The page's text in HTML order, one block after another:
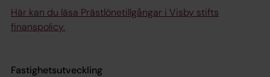
Här kan du läsa Prästlönetillgångar i Visby stifts
finanspolicy.
Fastighetsutveckling